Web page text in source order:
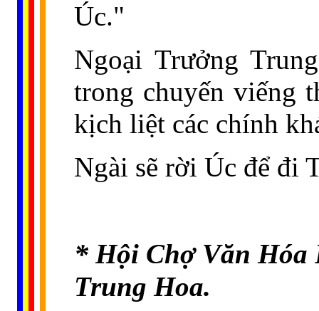
Úc."
Ngoại Trưởng
trong chuyến viếng
kịch liệt các chính
Ngài sẽ rời Úc để đi
* Hội Chợ Văn Hóa
Trung Hoa.